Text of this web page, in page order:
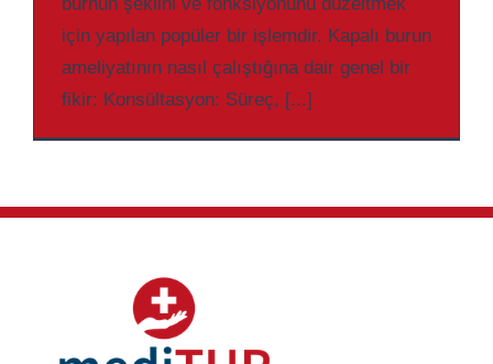
için yapılan popüler bir işlemdir. Kapalı burun
ameliyatının nasıl çalıştığına dair genel bir
fikir: Konsültasyon: Süreç, [...]